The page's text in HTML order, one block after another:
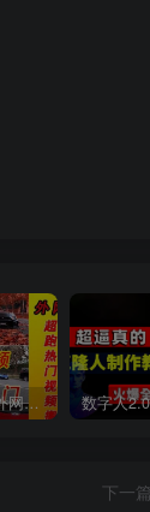
外面收费398元外网超跑豪车汽车视频搬运至快手抖音上热门项目
下一